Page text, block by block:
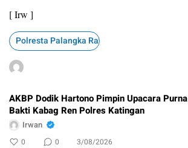
[ Irw ]
Polresta Palangka Raya
AKBP Dodik Hartono Pimpin Upacara Purna
Bakti Kabag Ren Polres Katingan
Irwan
0 0 3/08/2026